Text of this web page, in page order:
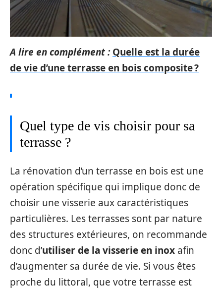
A lire en complément : Quelle est la durée
de vie d’une terrasse en bois composite ?
Quel type de vis choisir pour sa
terrasse ?
La rénovation d’un terrasse en bois est une
opération spécifique qui implique donc de
choisir une visserie aux caractéristiques
particulières. Les terrasses sont par nature
des structures extérieures, on recommande
donc d’utiliser de la visserie en inox afin
d’augmenter sa durée de vie. Si vous êtes
proche du littoral, que votre terrasse est